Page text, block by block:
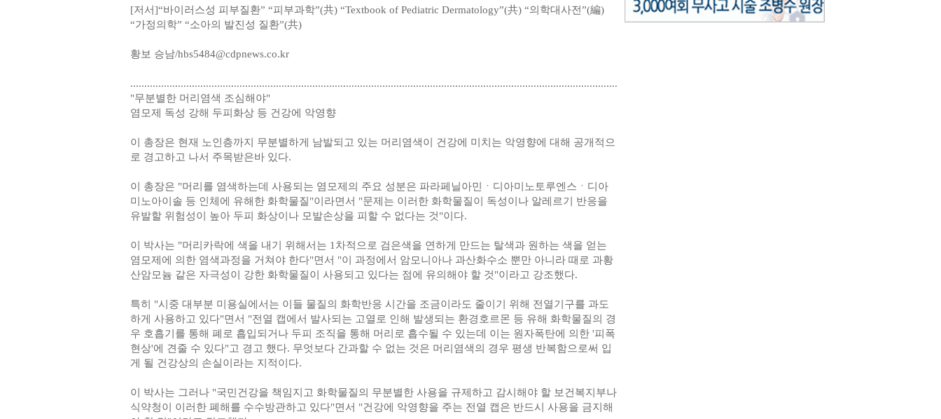
[저서]“바이러스성 피부질환” “피부과학”(共) “Textbook of Pediatric Dermatology”(共) “의학대사전”(編)
“가정의학” “소아의 발진성 질환”(共)
황보 승남/hbs5484@cdpnews.co.kr
..............................................................................................................................................................................
"무분별한 머리염색 조심해야"
염모제 독성 강해 두피화상 등 건강에 악영향
이 총장은 현재 노인층까지 무분별하게 남발되고 있는 머리염색이 건강에 미치는 악영향에 대해 공개적으
로 경고하고 나서 주목받은바 있다.
이 총장은 "머리를 염색하는데 사용되는 염모제의 주요 성분은 파라페닐아민ㆍ디아미노토루엔스ㆍ디아
미노아이솔 등 인체에 유해한 화학물질"이라면서 "문제는 이러한 화학물질이 독성이나 알레르기 반응을
유발할 위험성이 높아 두피 화상이나 모발손상을 피할 수 없다는 것"이다.
이 박사는 "머리카락에 색을 내기 위해서는 1차적으로 검은색을 연하게 만드는 탈색과 원하는 색을 얻는
염모제에 의한 염색과정을 거쳐야 한다"면서 "이 과정에서 암모니아나 과산화수소 뿐만 아니라 때로 과황
산암모늄 같은 자극성이 강한 화학물질이 사용되고 있다는 점에 유의해야 할 것"이라고 강조했다.
특히 "시중 대부분 미용실에서는 이들 물질의 화학반응 시간을 조금이라도 줄이기 위해 전열기구를 과도
하게 사용하고 있다"면서 "전열 캡에서 발사되는 고열로 인해 발생되는 환경호르몬 등 유해 화학물질의 경
우 호흡기를 통해 폐로 흡입되거나 두피 조직을 통해 머리로 흡수될 수 있는데 이는 원자폭탄에 의한 '피폭
현상'에 견줄 수 있다"고 경고 했다. 무엇보다 간과할 수 없는 것은 머리염색의 경우 평생 반복함으로써 입
게 될 건강상의 손실이라는 지적이다.
이 박사는 그러나 "국민건강을 책임지고 화학물질의 무분별한 사용을 규제하고 감시해야 할 보건복지부나
식약청이 이러한 폐해를 수수방관하고 있다"면서 "건강에 악영향을 주는 전열 캡은 반드시 사용을 금지해